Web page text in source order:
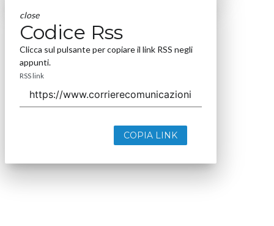
close
Codice Rss
Clicca sul pulsante per copiare il link RSS negli
appunti.
RSS link
COPIA LINK